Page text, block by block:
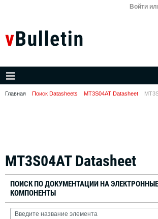
Войти
Главная Поиск Datasheets MT3S04AT Datasheet
MT3S04AT Datasheet
ПОИСК ПО ДОКУМЕНТАЦИИ НА ЭЛЕКТРОННЫЕ
КОМПОНЕНТЫ